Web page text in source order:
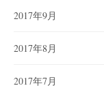
2017年9月
2017年8月
2017年7月